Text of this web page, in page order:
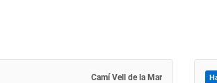
Camí Vell de la Mar